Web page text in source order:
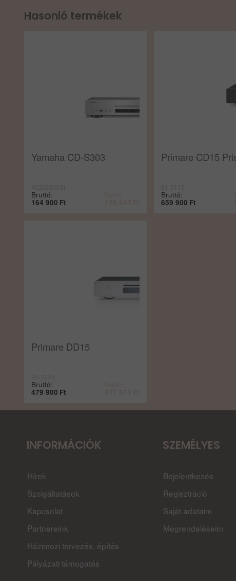
Hasonló termékek
Yamaha CD-S303
Bruttó:
164 900 Ft
Primare CD15
Bruttó:
659 900 Ft
Primare DD15
Bruttó:
479 900 Ft
INFORMÁCIÓK
Hírek
Szolgáltatások
Kapcsolat
Partnereink
Házimozi tervezés, építés
Pályázati támogatás
SZEMÉLYES
Bejelentkezés
Regisztráció
Saját adataim
Megrendeléseim